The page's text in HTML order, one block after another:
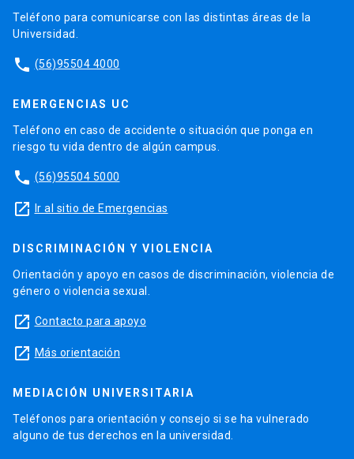
Teléfono para comunicarse con las distintas áreas de la
Universidad.
phone (56)95504 4000
EMERGENCIAS UC
Teléfono en caso de accidente o situación que ponga en
riesgo tu vida dentro de algún campus.
phone (56)95504 5000
launch Ir al sitio de Emergencias
DISCRIMINACIÓN Y VIOLENCIA
Orientación y apoyo en casos de discriminación, violencia de
género o violencia sexual.
launch Contacto para apoyo
launch Más orientación
MEDIACIÓN UNIVERSITARIA
Teléfonos para orientación y consejo si se ha vulnerado
alguno de tus derechos en la universidad.